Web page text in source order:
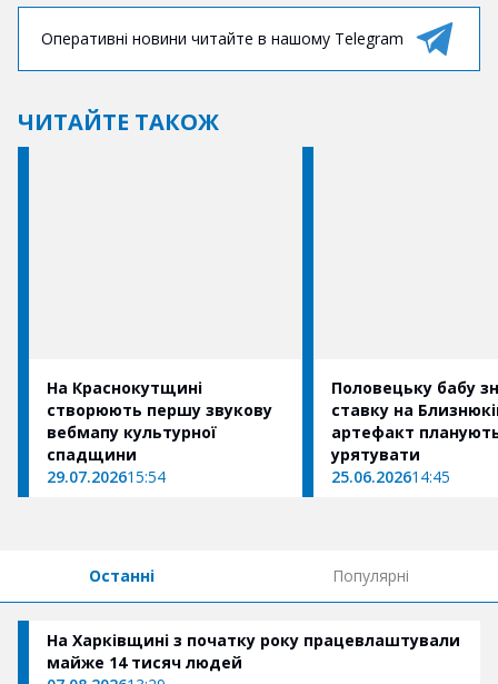
Оперативні новини читайте в нашому Telegram
ЧИТАЙТЕ ТАКОЖ
На Краснокутщині
створюють першу звукову
вебмапу культурної
спадщини
29.07.202615:54
Половецьку бабу
ставку на
артефакт
урятувати
25.06.202614:45
Останні Популярні
На Харківщині з початку року працевлаштували
майже 14 тисяч людей